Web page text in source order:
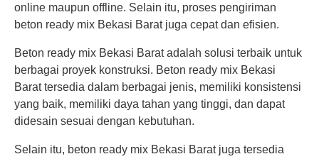
online maupun offline. Selain itu, proses pengiriman
beton ready mix Bekasi Barat juga cepat dan efisien.
Beton ready mix Bekasi Barat adalah solusi terbaik untuk
berbagai proyek konstruksi. Beton ready mix Bekasi
Barat tersedia dalam berbagai jenis, memiliki konsistensi
yang baik, memiliki daya tahan yang tinggi, dan dapat
didesain sesuai dengan kebutuhan.
Selain itu, beton ready mix Bekasi Barat juga tersedia